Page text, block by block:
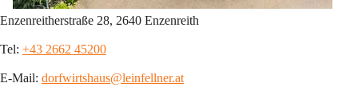
Enzenreitherstraße 28, 2640 Enzenreith
Tel: +43 2662 45200
E-Mail: dorfwirtshaus@leinfellner.at